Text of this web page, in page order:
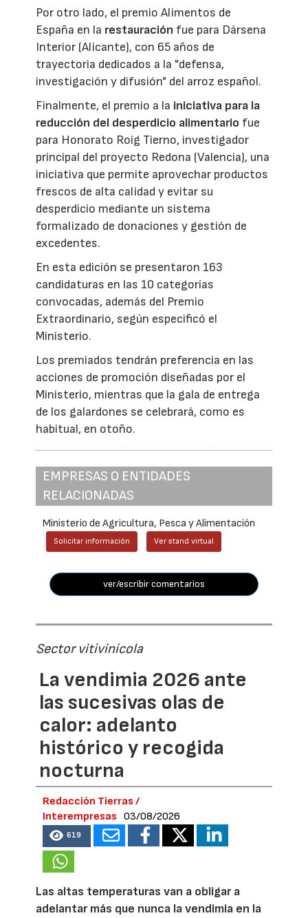
Por otro lado, el premio Alimentos de
España en la restauración fue para Dársena
Interior (Alicante), con 65 años de
trayectoria dedicados a la "defensa,
investigación y difusión" del arroz español.
Finalmente, el premio a la iniciativa para la
reducción del desperdicio alimentario fue
para Honorato Roig Tierno, investigador
principal del proyecto Redona (Valencia), una
iniciativa que permite aprovechar productos
frescos de alta calidad y evitar su
desperdicio mediante un sistema
formalizado de donaciones y gestión de
excedentes.
En esta edición se presentaron 163
candidaturas en las 10 categorías
convocadas, además del Premio
Extraordinario, según especificó el
Ministerio.
Los premiados tendrán preferencia en las
acciones de promoción diseñadas por el
Ministerio, mientras que la gala de entrega
de los galardones se celebrará, como es
habitual, en otoño.
EMPRESAS O ENTIDADES
RELACIONADAS
Ministerio de Agricultura, Pesca y Alimentación
Solicitar información Ver stand virtual
ver/escribir comentarios
Sector vitivinícola
La vendimia 2026 ante
las sucesivas olas de
calor: adelanto
histórico y recogida
nocturna
Redacción Tierras /
Interempresas
03/08/2026
619
Las altas temperaturas van a obligar a
adelantar más que nunca la vendimia en la